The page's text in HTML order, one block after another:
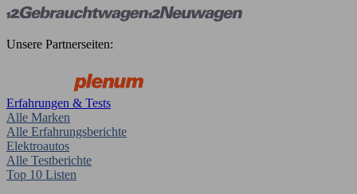
Unsere Partnerseiten:
Erfahrungen & Tests
Alle Marken
Alle Erfahrungsberichte
Elektroautos
Alle Testberichte
Top 10 Listen